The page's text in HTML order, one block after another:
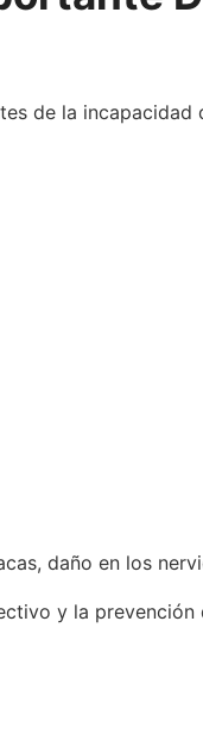
de la
daño en los
y la